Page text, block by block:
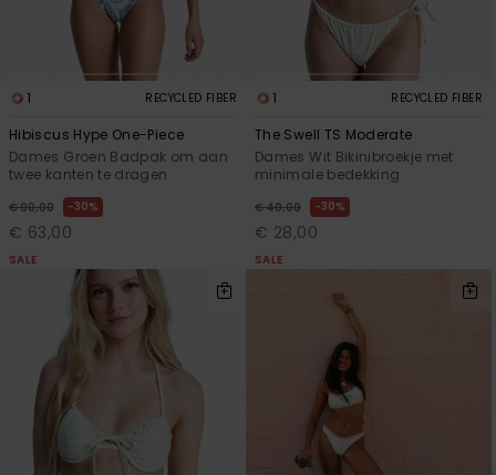
Snow
1 RECYCLED FIBER
Hibiscus Hype One-Piece
Dames Groen Badpak om aan
twee kanten te dragen
€ 90,00 30%
€ 63,00
SALE
1 RECYCLED FIBER
The Swell TS Moderate
Dames Wit Bikinibroekje met
minimale bedekking
€ 40,00 30%
€ 28,00
SALE